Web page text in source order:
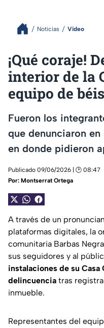
Noticias Video
¡Qué coraje!
interior de la
equipo de
Fueron los
que denunciaron
en donde pidieron
Publicado 09/06/2026 | 🕑 08:47
Por: Montserrat Ortega
A través de un
plataformas digitales, la
comunitaria Barbas
sus seguidores y al
instalaciones de su Casa
delincuencia tras
inmueble.
Representantes del